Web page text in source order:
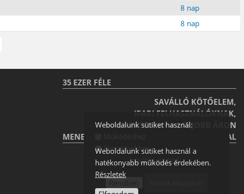
8 nap
8 nap
35 EZER FÉLE
SAVÁLLÓ KÖTŐELEM,
IPARI FELHASZNÁLÓKNAK,
NAGY TÉTELBEN A LEGJOBB ÁRON
MENET-TREND-SZERŰ GYORS KISZÁLLÍTÁSSAL
Weboldalunk sütiket használ:
Elemzésekhez
további részletek
Weboldalunk sütiket használ a
hatékonyabb működés érdekében.
Részletek